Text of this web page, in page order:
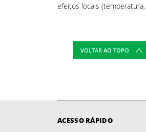
efeitos locais
VOLTAR AO TOPO
ACESSO RÁPIDO